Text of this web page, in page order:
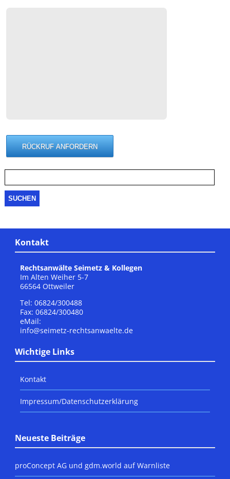
nach:
Kontakt
Rechtsanwälte Seimetz & Kollegen
Im Alten Weiher 5-7
66564 Ottweiler
Tel: 06824/300488
Fax: 06824/300480
eMail:
info@seimetz-rechtsanwaelte.de
Wichtige Links
Kontakt
Impressum/Datenschutzerklärung
Neueste Beiträge
proConcept AG und gdm.world auf Warnliste